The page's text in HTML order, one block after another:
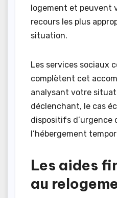
logement et peuvent
recours les plus
situation.
Les services sociaux
complètent cet
analysant votre
déclenchant, le cas
dispositifs d’urgence
l’hébergement
Les aides
au